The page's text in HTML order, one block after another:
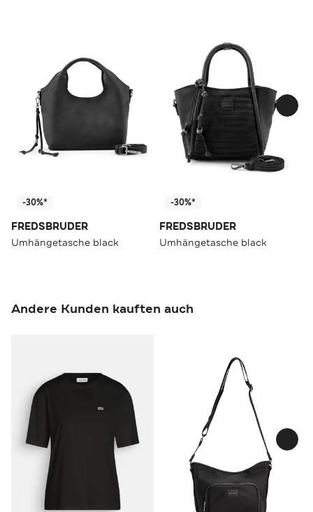
-30%*
FREDSBRUDER
Umhängetasche black
-30%*
FREDSBRUDER
Umhängetasche black
Andere Kunden kauften auch